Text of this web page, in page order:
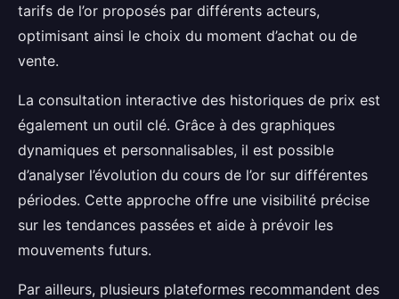
tarifs de l’or proposés par différents acteurs,
optimisant ainsi le choix du moment d’achat ou de
vente.
La consultation interactive des historiques de prix est
également un outil clé. Grâce à des graphiques
dynamiques et personnalisables, il est possible
d’analyser l’évolution du cours de l’or sur différentes
périodes. Cette approche offre une visibilité précise
sur les tendances passées et aide à prévoir les
mouvements futurs.
Par ailleurs, plusieurs plateformes recommandent des